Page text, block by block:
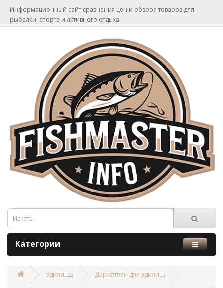
Информационный сайт сравнения цен и обзора товаров для
рыбалки, спорта и активного отдыха.
Категории
Удилища Держатели для удилищ